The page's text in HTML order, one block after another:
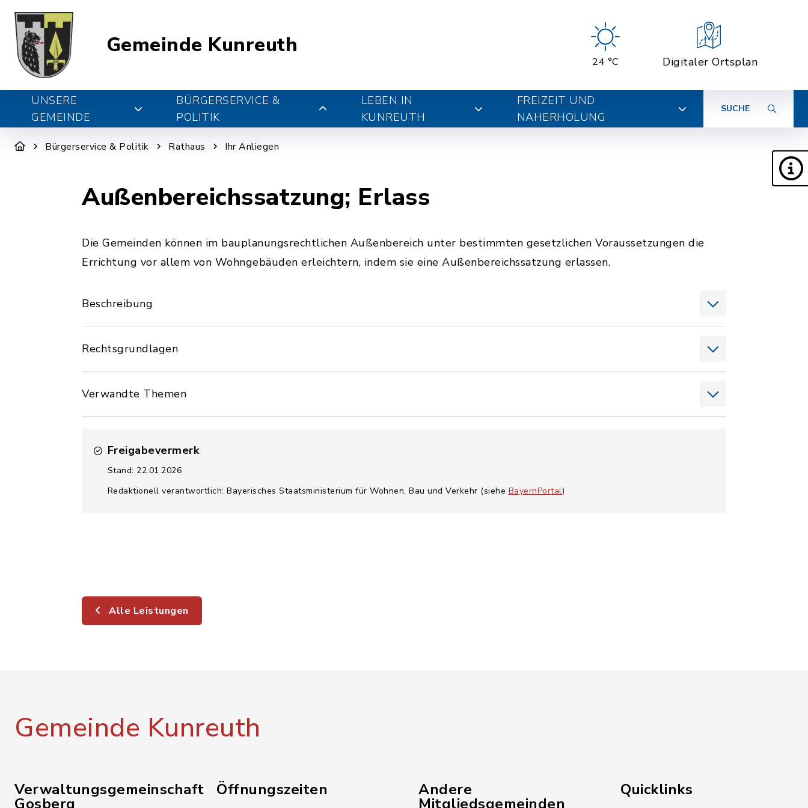
Gemeinde Kunreuth
24 °C Digitaler Ortsplan
UNSERE
GEMEINDE
BÜRGERSERVICE &
POLITIK
LEBEN IN
KUNREUTH
FREIZEIT UND
NAHERHOLUNG
SUCHE
Bürgerservice & Politik Rathaus Ihr Anliegen
Außenbereichssatzung; Erlass
Die Gemeinden können im bauplanungsrechtlichen Außenbereich unter bestimmten gesetzlichen Voraussetzungen die
Errichtung vor allem von Wohngebäuden erleichtern, indem sie eine Außenbereichssatzung erlassen.
Beschreibung
Rechtsgrundlagen
Verwandte Themen
Freigabevermerk
Stand: 22.01.2026
Redaktionell verantwortlich: Bayerisches Staatsministerium für Wohnen, Bau und Verkehr (siehe BayernPortal)
Alle Leistungen
Gemeinde Kunreuth
Verwaltungsgemeinschaft
Gosberg
Öffnungszeiten Andere
Mitgliedsgemeinden
Quicklinks